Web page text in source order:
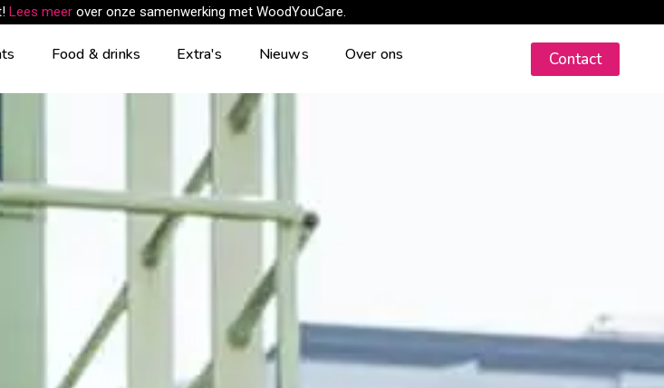
Lees meer over onze samenwerking met WoodYouCare.
Food & drinks Extra's Nieuws Over ons Contact